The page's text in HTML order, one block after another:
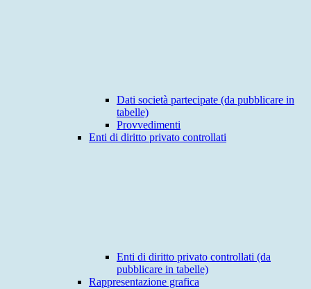
Dati società partecipate (da pubblicare in
tabelle)
Provvedimenti
Enti di diritto privato controllati
Enti di diritto privato controllati (da
pubblicare in tabelle)
Rappresentazione grafica